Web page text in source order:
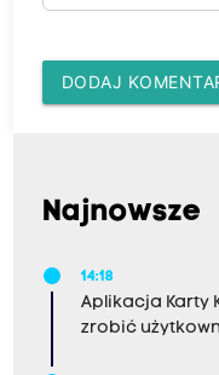
DODAJ
Najnowsze
14:18
Aplikacja Karty
zrobić